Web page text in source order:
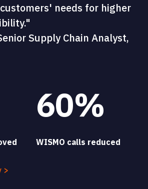
needs for higher
Supply Chain Analyst,
60%
WISMO calls reduced
>